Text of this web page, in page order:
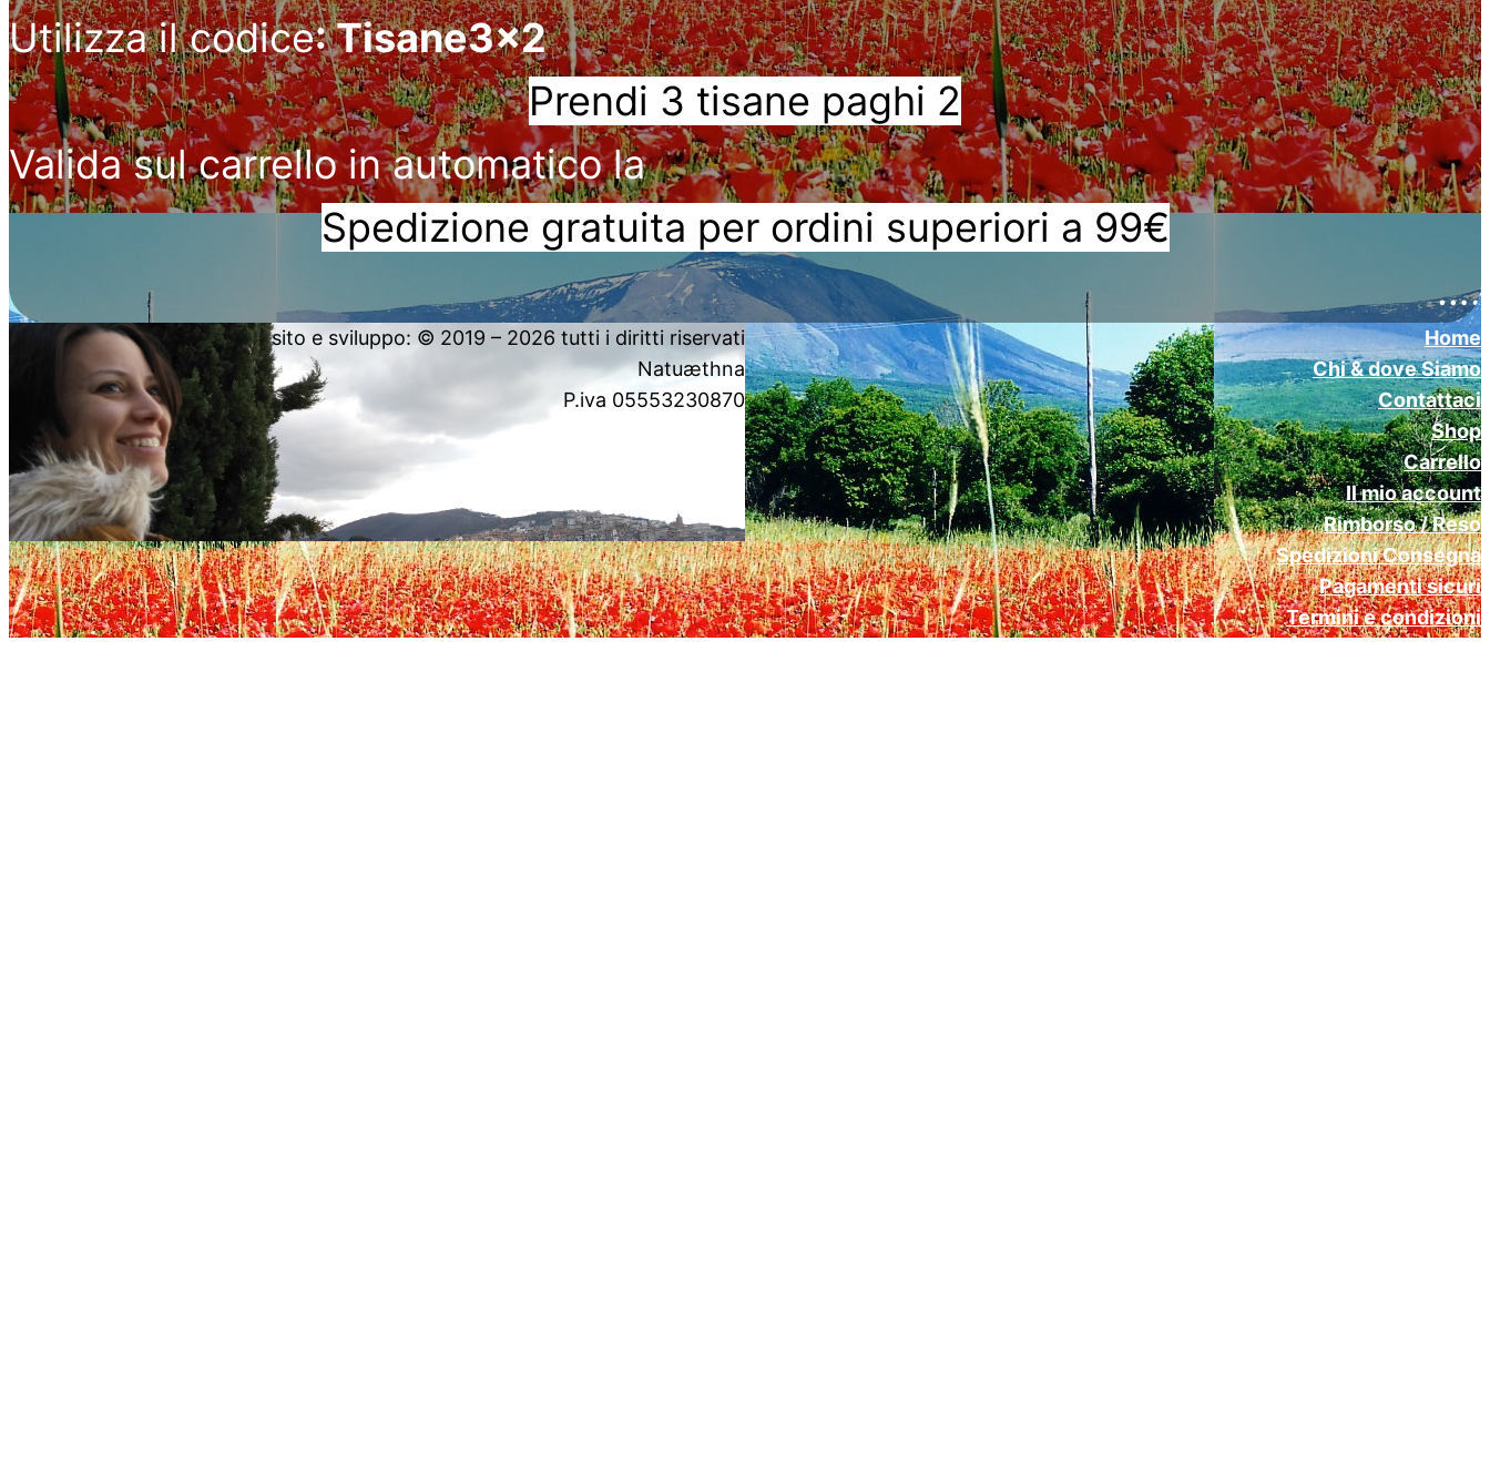
Utilizza il codice: Tisane3x2
Prendi 3 tisane paghi 2
Valida sul carrello in automatico la
Spedizione gratuita per ordini superiori a 99€
….
sito e sviluppo: © 2019 – 2026 tutti i diritti riservati
Natuæthna
P.iva 05553230870
Home
Chi & dove Siamo
Contattaci
Shop
Carrello
Il mio account
Rimborso / Reso
Spedizioni Consegna
Pagamenti sicuri
Termini e condizioni